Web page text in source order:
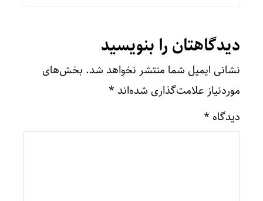
دیدگاهتان را بنویسید
نشانی ایمیل شما منتشر نخواهد شد. بخش‌های
موردنیاز علامت‌گذاری شده‌اند *
دیدگاه *